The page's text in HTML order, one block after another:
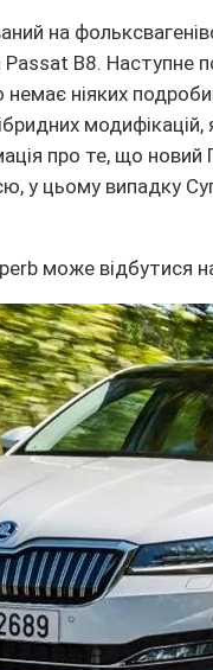
на
B8. Наступне
ніяких
модифікацій,
про те, що
у цьому випадку
може відбутися